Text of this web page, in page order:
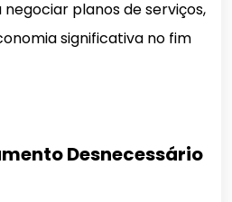
negociar planos de serviços,
significativa no fim
Desnecessário